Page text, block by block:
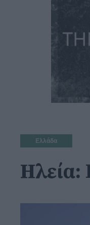
Ελλάδα
Ηλεία: